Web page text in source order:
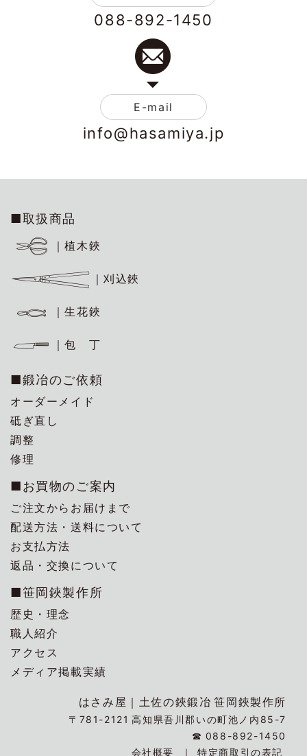
088-892-1450
E-mail
info@hasamiya.jp
■取扱商品
｜植木鋏
｜刈込鋏
｜生花鋏
｜包 丁
■鍛冶のご依頼
オーダーメイド
砥ぎ直し
調整
修理
■お買物のご案内
ご注文からお届けまで
配送方法・送料について
お支払方法
返品・交換について
■笹岡鋏製作所
歴史・理念
職人紹介
アクセス
メディア掲載実績
はさみ屋｜ 土佐の鋏鍛冶 笹岡鋏製作所
〒781-2121 高知県吾川郡いの町池ノ内85-7
☎ 088-892-1450
会社概要
特定商取引の表記